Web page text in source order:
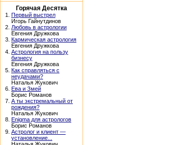
Горячая Десятка
1. Первый выстрел
Игорь Гайнутдинов
2. Любовь в астрологии
Евгения Дружкова
3. Кармическая астрология
Евгения Дружкова
4. Астрология на пользу
бизнесу
Евгения Дружкова
5. Как справляться с
неудачами?
Наталья Жукович
6. Ева и Змей
Борис Романов
7. А ты экстремальный от
рождения?
Наталья Жукович
8. Enigma для астрологов
Борис Романов
9. Астролог и клиент —
установление...